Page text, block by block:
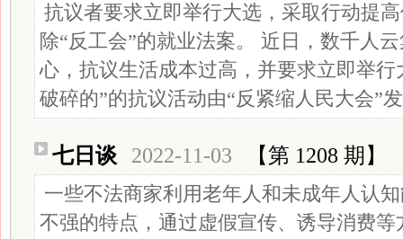
抗议者要求立即举行大选，采取行动提
除“反工会”的就业法案。 近日，数千人
心，抗议生活成本过高，并要求立即举
破碎的”的抗议活动由“反紧缩人民大会”
七日谈 2022-11-03 【第 1208 期】
一些不法商家利用老年人和未成年人认
不强的特点，通过虚假宣传、诱导消费